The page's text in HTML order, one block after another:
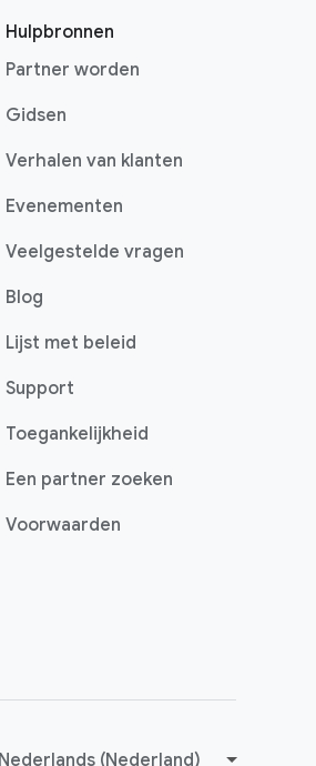
Hulpbronnen
Partner worden
Gidsen
Verhalen van klanten
Evenementen
Veelgestelde vragen
Blog
Lijst met beleid
Support
Toegankelijkheid
Een partner zoeken
Voorwaarden